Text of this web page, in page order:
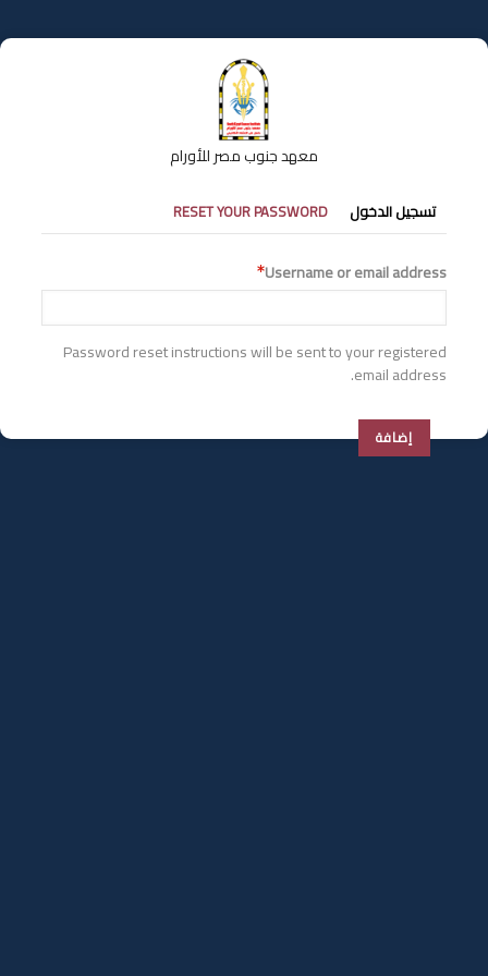
إلى
المحتوى
معهد جنوب مصر للأورام
التبويبات
الأساسية
تسجيل الدخول RESET YOUR PASSWORD
Username or email address
Password reset instructions will be sent to your registered
email address.